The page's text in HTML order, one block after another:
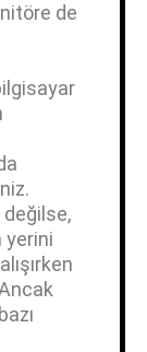
de
değilse,
yerini